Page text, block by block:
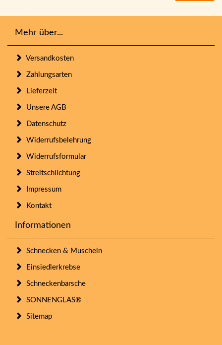
Mehr über...
Versandkosten
Zahlungsarten
Lieferzeit
Unsere AGB
Datenschutz
Widerrufsbelehrung
Widerrufsformular
Streitschlichtung
Impressum
Kontakt
Informationen
Schnecken & Muscheln
Einsiedlerkrebse
Schneckenbarsche
SONNENGLAS®
Sitemap